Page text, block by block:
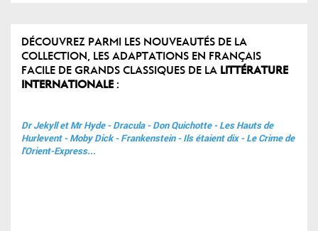
DÉCOUVREZ PARMI LES NOUVEAUTÉS DE LA
COLLECTION, LES ADAPTATIONS EN FRANÇAIS
FACILE DE GRANDS CLASSIQUES DE LA LITTÉRATURE
INTERNATIONALE :
Dr Jekyll et Mr Hyde - Dracula - Don Quichotte - Les Hauts de
Hurlevent - Moby Dick - Frankenstein - Ils étaient dix - Le Crime de
l'Orient-Express...